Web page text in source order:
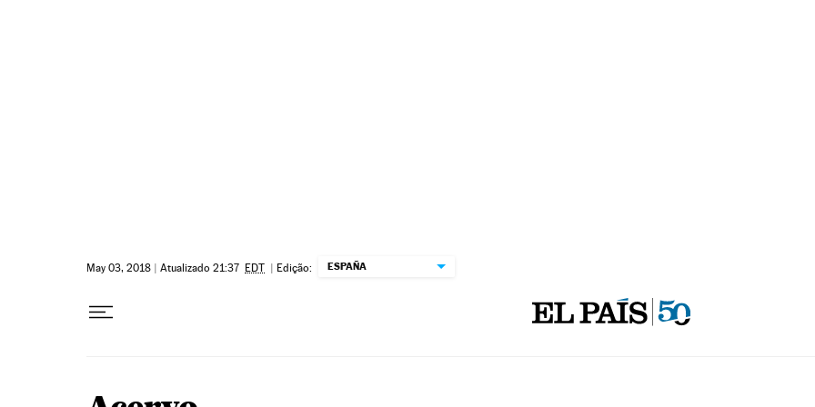
May 03, 2018 | Atualizado 21:37 EDT | Edição: ESPAÑA